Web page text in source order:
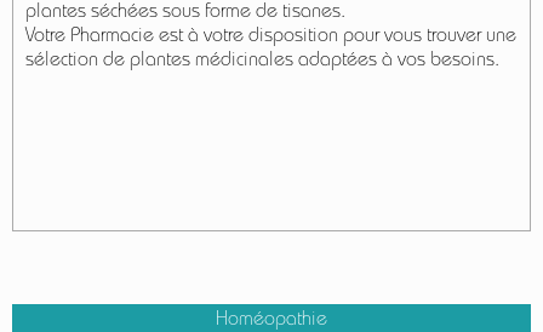
plantes séchées sous forme de tisanes.
Votre Pharmacie est à votre disposition pour vous trouver une
sélection de plantes médicinales adaptées à vos besoins.
Homéopathie